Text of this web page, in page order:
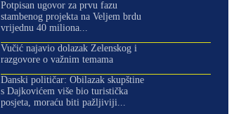
Potpisan ugovor za prvu fazu
stambenog projekta na Veljem brdu
vrijednu 40 miliona...
Vučić najavio dolazak Zelenskog i
razgovore o važnim temama
Danski političar: Obilazak skupštine
s Dajkovićem više bio turistička
posjeta, moraću biti pažljiviji...